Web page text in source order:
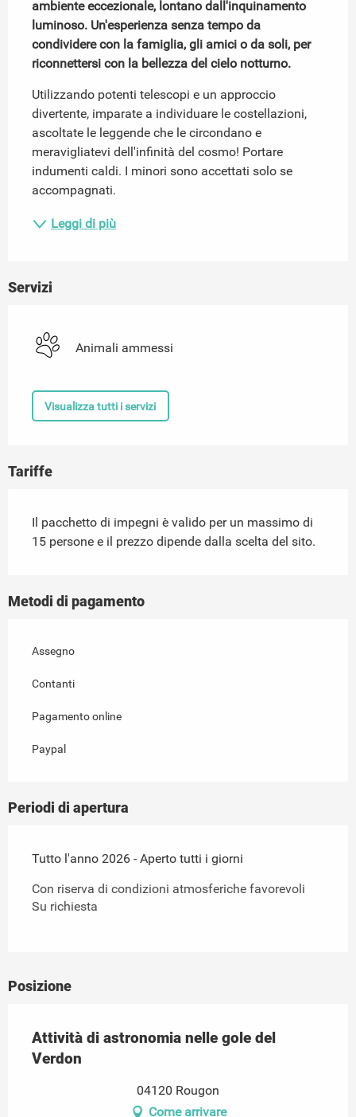
ambiente eccezionale, lontano dall'inquinamento
luminoso. Un'esperienza senza tempo da
condividere con la famiglia, gli amici o da soli, per
riconnettersi con la bellezza del cielo notturno.
Utilizzando potenti telescopi e un approccio
divertente, imparate a individuare le costellazioni,
ascoltate le leggende che le circondano e
meravigliatevi dell'infinità del cosmo! Portare
indumenti caldi. I minori sono accettati solo se
accompagnati.
Leggi di più
Servizi
Animali ammessi
Visualizza tutti i servizi
Tariffe
Il pacchetto di impegni è valido per un massimo di
15 persone e il prezzo dipende dalla scelta del sito.
Metodi di pagamento
Assegno
Contanti
Pagamento online
Paypal
Periodi di apertura
Tutto l'anno 2026 - Aperto tutti i giorni
Con riserva di condizioni atmosferiche favorevoli
Su richiesta
Posizione
Attività di astronomia nelle gole del
Verdon
04120 Rougon
Come arrivare